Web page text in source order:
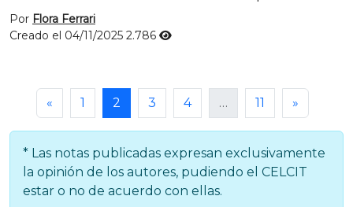
Por Flora Ferrari
Creado el 04/11/2025 2.786
« 1 2 3 4 … 11 »
* Las notas publicadas expresan exclusivamente
la opinión de los autores, pudiendo el CELCIT
estar o no de acuerdo con ellas.